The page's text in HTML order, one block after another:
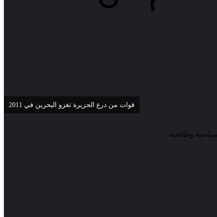
قوات من درع الجزيرة تغزو البحرين في 2011
وطائفية.